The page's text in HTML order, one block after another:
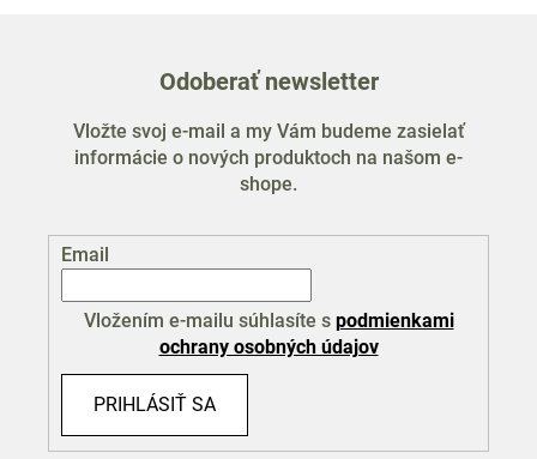
Odoberať newsletter
Vložte svoj e-mail a my Vám budeme zasielať
informácie o nových produktoch na našom e-
shope.
Email
Vložením e-mailu súhlasíte s podmienkami
ochrany osobných údajov
PRIHLÁSIŤ SA